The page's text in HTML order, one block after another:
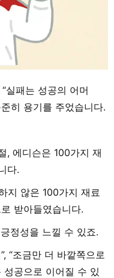
실패는 성공의 어머
히 용기를 주었습니다.
, 에디슨은 100가지 재
다.
지 않은 100가지 재료
받아들였습니다.
정성을 느낄 수 있죠.
“조금만 더 바깥쪽으로
성공으로 이어질 수 있